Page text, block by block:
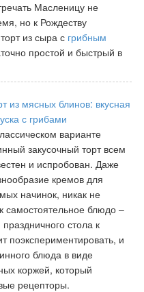
Масленицу не
но к Рождеству
из сыра с грибным
простой и быстрый в
из мясных блинов: вкусная
с грибами
варианте
закусочный торт всем
и испробован. Даже
кремов для
начинок, никак не
самостоятельное блюдо –
стола к
поэкспериментировать, и
блюда в виде
коржей, который
рецепторы.